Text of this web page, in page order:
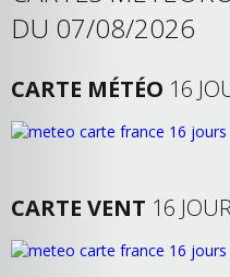
DU 07/08/2026
CARTE MÉTÉO 16
CARTE VENT 16